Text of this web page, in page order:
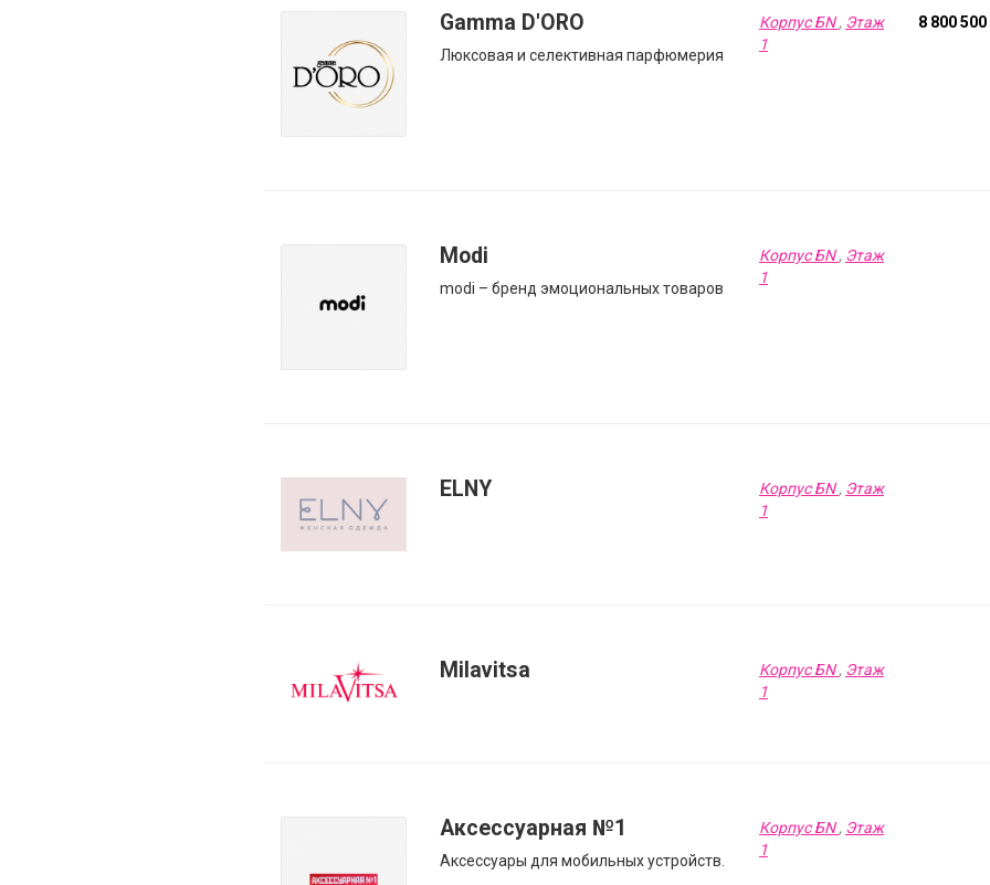
Gamma D'ORO
Люксовая и селективная парфюмерия
Корпус БN, Этаж
1
8 800 500
Modi
modi – бренд эмоциональных товаров
Корпус БN, Этаж
1
ELNY Корпус БN, Этаж
1
Milavitsa Корпус БN, Этаж
1
Аксессуарная №1
Аксессуары для мобильных устройств.
Корпус БN, Этаж
1